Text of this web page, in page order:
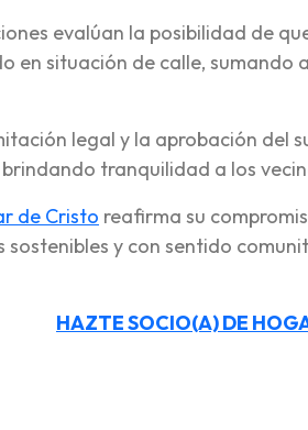
evalúan la posibilidad de
en situación de calle,
legal y la aprobación del
tranquilidad a los
de Cristo reafirma su
sostenibles y con sentido
HAZTE SOCIO(A) DE